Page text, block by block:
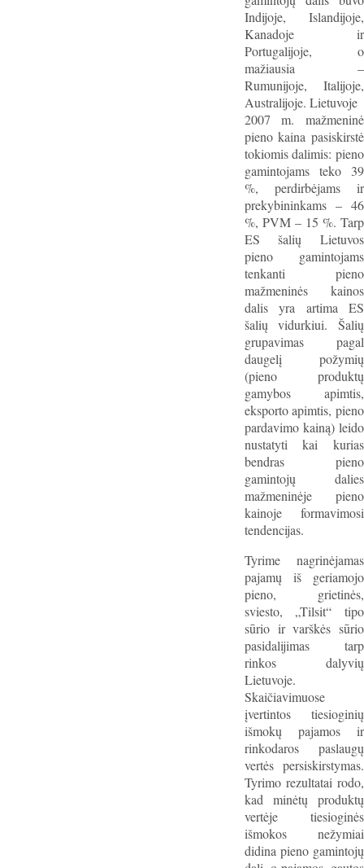
Indijoje, Islandijoje,
Kanadoje ir
Portugalijoje, o
mažiausia –
Rumunijoje, Italijoje,
Australijoje. Lietuvoje
2007 m. mažmeninė
pieno kaina pasiskirstė
tokiomis dalimis: pieno
gamintojams teko 39
%, perdirbėjams ir
prekybininkams – 46
%, PVM – 15 %. Tarp
ES šalių Lietuvos
pieno gamintojams
tenkanti pieno
mažmeninės kainos
dalis yra artima ES
šalių vidurkiui. Šalių
grupavimas pagal
daugelį požymių
(pieno produktų
gamybos apimtis,
eksporto apimtis, pieno
pardavimo kainą) leido
nustatyti kai kurias
bendras pieno
gamintojų dalies
mažmeninėje pieno
kainoje formavimosi
tendencijas.
Tyrime nagrinėjamas
pajamų iš geriamojo
pieno, grietinės,
sviesto, „Tilsit“ tipo
sūrio ir varškės sūrio
pasidalijimas tarp
rinkos dalyvių
Lietuvoje.
Skaičiavimuose
įvertintos tiesioginių
išmokų pajamos ir
rinkodaros paslaugų
vertės persiskirstymas.
Tyrimo rezultatai rodo,
kad minėtų produktų
vertėje tiesioginės
išmokos nežymiai
didina pieno gamintojų